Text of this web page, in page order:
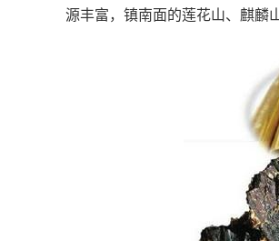
源丰富，镇南面的莲花山、麒麟